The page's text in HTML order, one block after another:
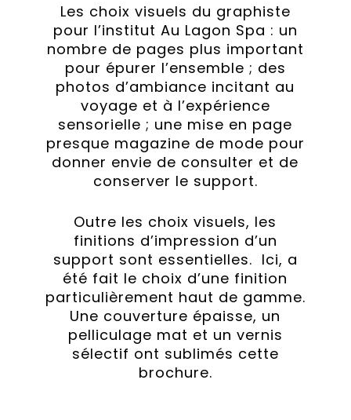
Les choix visuels du graphiste
pour l’institut Au Lagon Spa : un
nombre de pages plus important
pour épurer l’ensemble ; des
photos d’ambiance incitant au
voyage et à l’expérience
sensorielle ; une mise en page
presque magazine de mode pour
donner envie de consulter et de
conserver le support.
Outre les choix visuels, les
finitions d’impression d’un
support sont essentielles. Ici, a
été fait le choix d’une finition
particulièrement haut de gamme.
Une couverture épaisse, un
pelliculage mat et un vernis
sélectif ont sublimés cette
brochure.